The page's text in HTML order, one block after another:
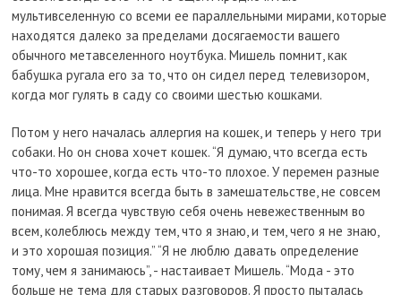
мультивселенную со всеми ее параллельными мирами, которые
находятся далеко за пределами досягаемости вашего
обычного метавселенного ноутбука. Мишель помнит, как
бабушка ругала его за то, что он сидел перед телевизором,
когда мог гулять в саду со своими шестью кошками.
Потом у него началась аллергия на кошек, и теперь у него три
собаки. Но он снова хочет кошек. “Я думаю, что всегда есть
что-то хорошее, когда есть что-то плохое. У перемен разные
лица. Мне нравится всегда быть в замешательстве, не совсем
понимая. Я всегда чувствую себя очень невежественным во
всем, колеблюсь между тем, что я знаю, и тем, чего я не знаю,
и это хорошая позиция.” “Я не люблю давать определение
тому, чем я занимаюсь”, - настаивает Мишель. “Мода - это
больше не тема для старых разговоров. Я просто пыталась